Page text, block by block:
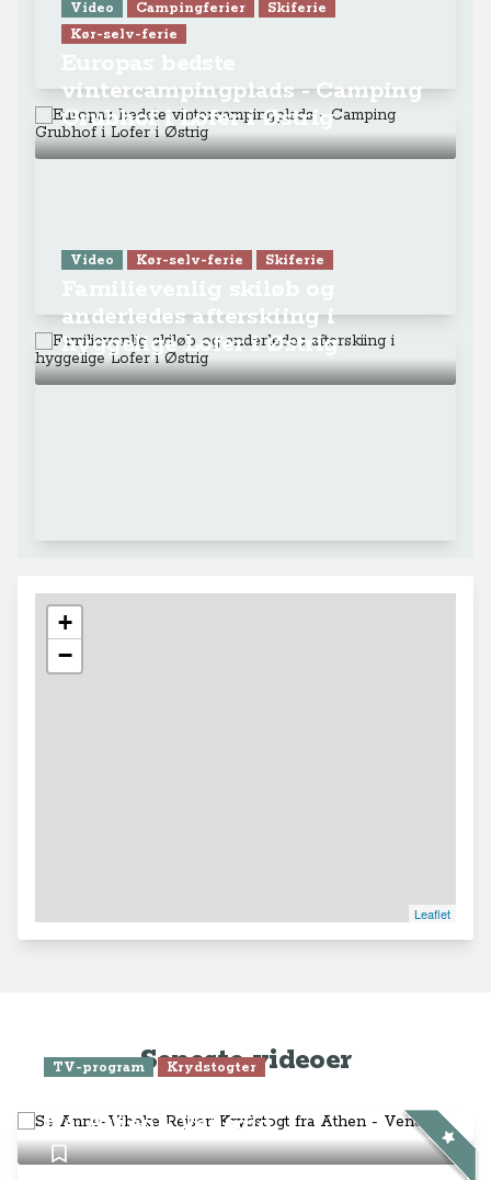
Video Campingferier
Skiferie
Kør-selv-ferie
vintercampingplads - Camping
Grubhof i Lofer i Østrig
Video Kør-selv-ferie Skiferie
anderledes afterskiing i
hyggelige Lofer i Østrig
+
−
Leaflet
Seneste videoer
TV-program Krydstogter
fra Athen - Venedig